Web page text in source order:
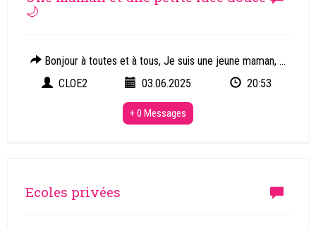
🌙
Bonjour à toutes et à tous, Je suis une jeune maman, ...
CLOE2
03.06.2025 20:53
+ 0 Messages
Ecoles privées